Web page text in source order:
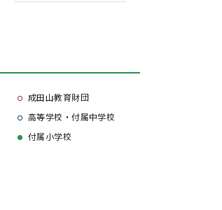
成田山教育財団
高等学校・付属中学校
付属小学校